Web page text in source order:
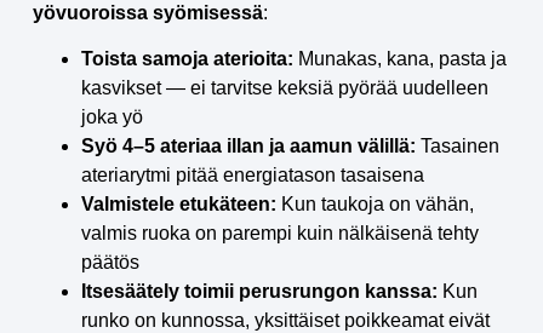
yövuoroissa syömisessä:
Toista samoja aterioita: Munakas, kana, pasta ja
kasvikset — ei tarvitse keksiä pyörää uudelleen
joka yö
Syö 4–5 ateriaa illan ja aamun välillä: Tasainen
ateriarytmi pitää energiatason tasaisena
Valmistele etukäteen: Kun taukoja on vähän,
valmis ruoka on parempi kuin nälkäisenä tehty
päätös
Itsesäätely toimii perusrungon kanssa: Kun
runko on kunnossa, yksittäiset poikkeamat eivät